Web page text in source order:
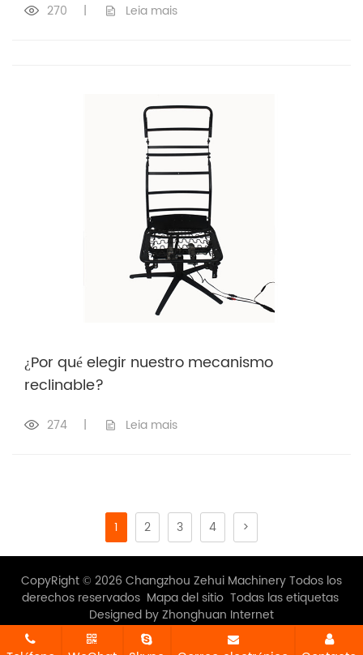
270 | Leia mais
¿Por qué elegir nuestro mecanismo
reclinable?
274 | Leia mais
1 2 3 4 >
CopyRight © 2026 Changzhou Zehui Machinery Todos los
derechos reservados Mapa del sitio Todas las etiquetas
Designed by Zhonghuan Internet